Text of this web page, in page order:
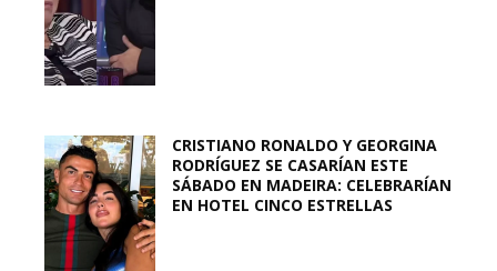
CRISTIANO RONALDO Y GEORGINA
RODRÍGUEZ SE CASARÍAN ESTE
SÁBADO EN MADEIRA: CELEBRARÍAN
EN HOTEL CINCO ESTRELLAS